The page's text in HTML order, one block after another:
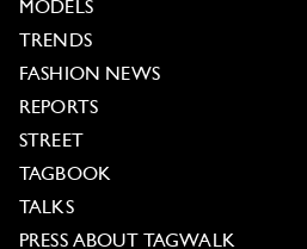
MODELS
TRENDS
FASHION NEWS
REPORTS
STREET
TAGBOOK
TALKS
PRESS ABOUT TAGWALK